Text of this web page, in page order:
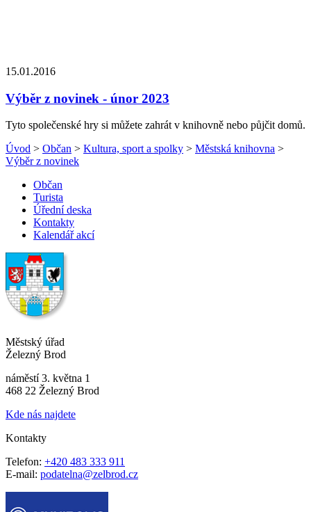
15.01.2016
Výběr z novinek - únor 2023
Tyto společenské hry si můžete zahrát v knihovně nebo půjčit domů.
Úvod > Občan > Kultura, sport a spolky > Městská knihovna >
Výběr z novinek
Občan
Turista
Úřední deska
Kontakty
Kalendář akcí
Městský úřad
Železný Brod
náměstí 3. května 1
468 22 Železný Brod
Kde nás najdete
Kontakty
Telefon: +420 483 333 911
E-mail: podatelna@zelbrod.cz